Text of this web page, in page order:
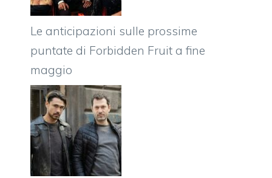
Le anticipazioni sulle prossime
puntate di Forbidden Fruit a fine
maggio